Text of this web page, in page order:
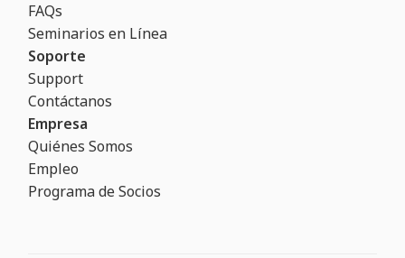
FAQs
Seminarios en Línea
Soporte
Support
Contáctanos
Empresa
Quiénes Somos
Empleo
Programa de Socios